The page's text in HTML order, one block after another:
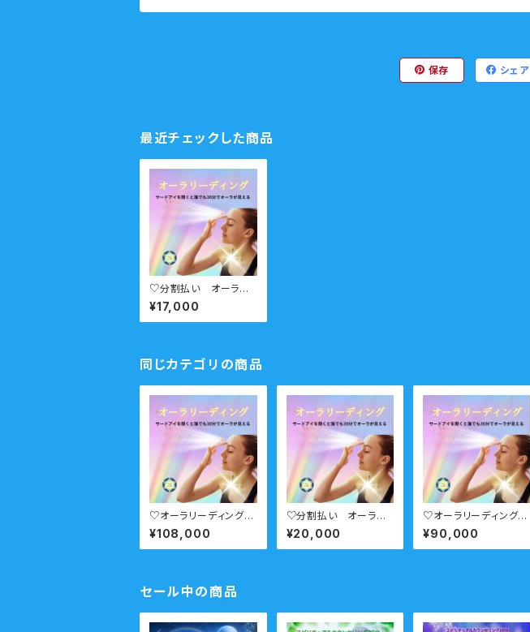
保存 シェア
最近チェックした商品
♡分割払い オーラリ
ーディングコース セミ
プライベート ６回
¥17,000
同じカテゴリの商品
♡オーラリーディングコ
ース プライベート ６
回
¥108,000
♡分割払い オーラリ
ーディングコース プラ
イベート ６回
¥20,000
♡オーラリーディングコ
ース セミプライベー
ト ６回
¥90,000
セール中の商品